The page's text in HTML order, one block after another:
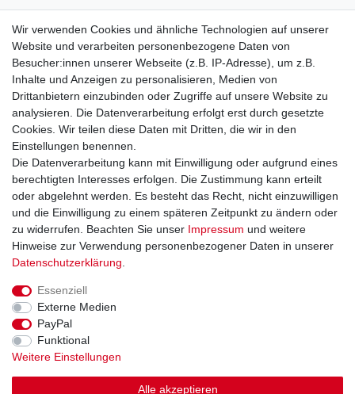
Rechtliche Informationen
Widerrufsrecht
Widerrufsformular
Datenschutzerklärung
AGB
Impressum
Vertrag widerrufen Kontakt
Zahlungsarten
Kreditkarte
Lastschrift
Apple Pay
Google Pay
Vorkasse
Wir verwenden Cookies und ähnliche Technologien auf unserer
Website und verarbeiten personenbezogene Daten von
Besucher:innen unserer Webseite (z.B. IP-Adresse), um z.B.
Inhalte und Anzeigen zu personalisieren, Medien von
Drittanbietern einzubinden oder Zugriffe auf unsere Website zu
analysieren. Die Datenverarbeitung erfolgt erst durch gesetzte
Cookies. Wir teilen diese Daten mit Dritten, die wir in den
Einstellungen benennen.
Die Datenverarbeitung kann mit Einwilligung oder aufgrund eines
berechtigten Interesses erfolgen. Die Zustimmung kann erteilt
oder abgelehnt werden. Es besteht das Recht, nicht einzuwilligen
und die Einwilligung zu einem späteren Zeitpunkt zu ändern oder
zu widerrufen. Beachten Sie unser Impressum und weitere
Hinweise zur Verwendung personenbezogener Daten in unserer
Daten­schutz­erklärung
Essenziell
Externe Medien
PayPal
Funktional
Weitere Einstellungen
Alle akzeptieren